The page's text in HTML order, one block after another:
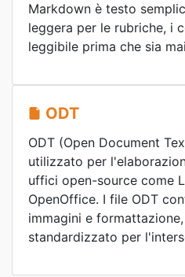
Markdown è testo
leggera per le rubriche, i
leggibile prima che sia
ODT
ODT (Open Document
utilizzato per
uffici open-source come
OpenOffice. I file ODT
immagini e
standardizzato per